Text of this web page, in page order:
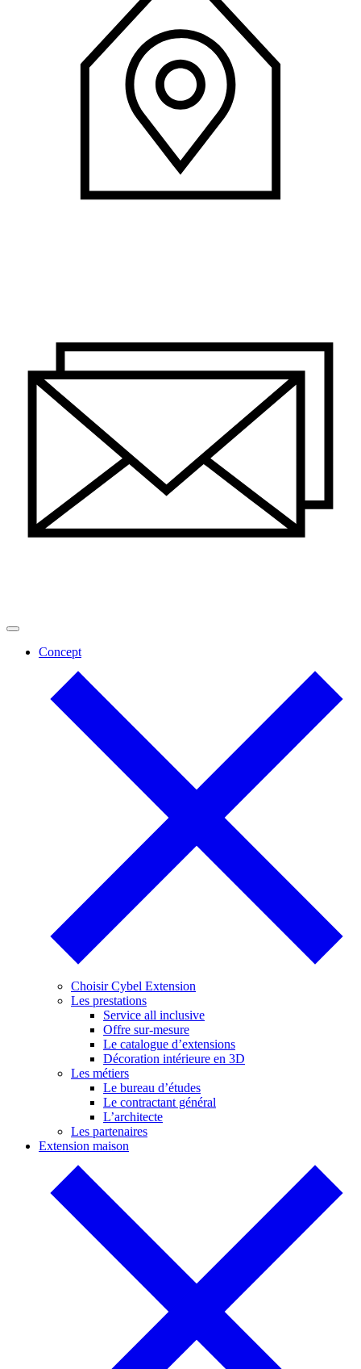
Concept
Choisir Cybel Extension
Les prestations
Service all inclusive
Offre sur-mesure
Le catalogue d’extensions
Décoration intérieure en 3D
Les métiers
Le bureau d’études
Le contractant général
L’architecte
Les partenaires
Extension maison